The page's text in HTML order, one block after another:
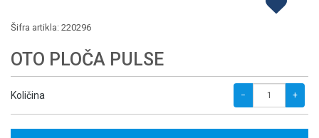
Šifra artikla: 220296
OTO PLOČA PULSE
Količina − +